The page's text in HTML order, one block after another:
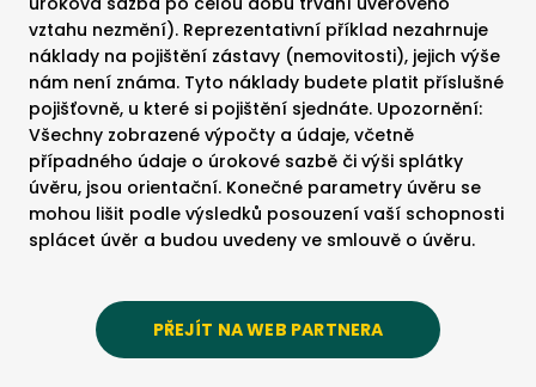
vztahu nezmění). Reprezentativní příklad nezahrnuje
náklady na pojištění zástavy (nemovitosti), jejich výše
nám není známa. Tyto náklady budete platit příslušné
pojišťovně, u které si pojištění sjednáte. Upozornění:
Všechny zobrazené výpočty a údaje, včetně
případného údaje o úrokové sazbě či výši splátky
úvěru, jsou orientační. Konečné parametry úvěru se
mohou lišit podle výsledků posouzení vaší schopnosti
splácet úvěr a budou uvedeny ve smlouvě o úvěru.
PŘEJÍT NA WEB PARTNERA